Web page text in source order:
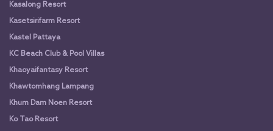
Kasalong Resort
Kasetsirifarm Resort
Kastel Pattaya
KC Beach Club & Pool Villas
Khaoyaifantasy Resort
Khawtomhang Lampang
Khum Dam Noen Resort
Ko Tao Resort